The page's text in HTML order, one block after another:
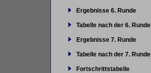
Ergebnisse 6. Runde
Tabelle nach der 6. Runde
Ergebnisse 7. Runde
Tabelle nach der 7. Runde
Fortschrittstabelle